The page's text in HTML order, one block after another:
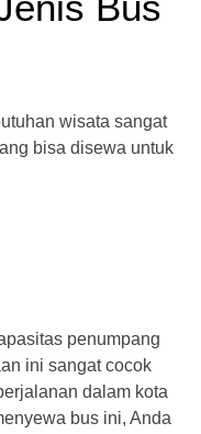
wisata sangat
bisa disewa untuk
penumpang
ini sangat cocok
dalam kota
bus ini, Anda